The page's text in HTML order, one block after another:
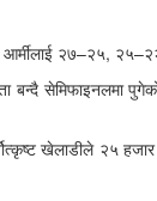
आर्मीलाई २७–२५,
बन्दै सेमिफाइनलमा
खेलाडीले २५